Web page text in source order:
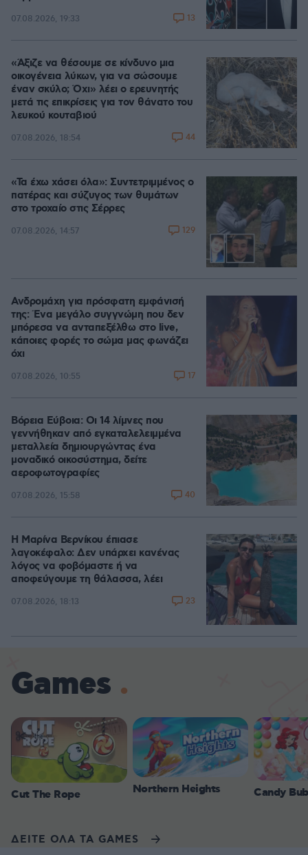
07.08.2026, 19:33 13
«Άξιζε να θέσουμε σε κίνδυνο μια
οικογένεια λύκων, για να σώσουμε
έναν σκύλο; Όχι» λέει ο ερευνητής
μετά τις επικρίσεις για τον θάνατο του
λευκού κουταβιού
07.08.2026, 18:54 44
«Τα έχω χάσει όλα»: Συντετριμμένος ο
πατέρας και σύζυγος των θυμάτων
στο τροχαίο στις Σέρρες
07.08.2026, 14:57 129
Ανδρομάχη για πρόσφατη εμφάνισή
της: Ένα μεγάλο συγγνώμη που δεν
μπόρεσα να ανταπεξέλθω στο live,
κάποιες φορές το σώμα μας φωνάζει
όχι
07.08.2026, 10:55 17
Βόρεια Εύβοια: Οι 14 λίμνες που
γεννήθηκαν από εγκαταλελειμμένα
μεταλλεία δημιουργώντας ένα
μοναδικό οικοσύστημα, δείτε
αεροφωτογραφίες
07.08.2026, 15:58 40
Η Μαρίνα Βερνίκου έπιασε
λαγοκέφαλο: Δεν υπάρχει κανένας
λόγος να φοβόμαστε ή να
αποφεύγουμε τη θάλασσα, λέει
07.08.2026, 18:13 23
Games
Cut The Rope Northern Heights Candy
ΔΕΙΤΕ ΟΛΑ ΤΑ GAMES